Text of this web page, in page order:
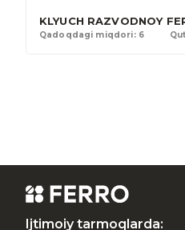
KLYUCH RAZVODNOY
Qadoqdagi miqdori: 6
Ijtimoiy tarmoqlarda: